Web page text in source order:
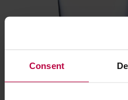
Consent